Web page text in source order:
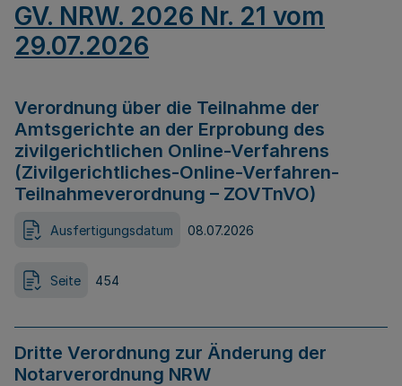
GV. NRW. 2026 Nr. 21 vom
29.07.2026
Verordnung über die Teilnahme der
Amtsgerichte an der Erprobung des
zivilgerichtlichen Online-Verfahrens
(Zivilgerichtliches-Online-Verfahren-
Teilnahmeverordnung – ZOVTnVO)
Ausfertigungsdatum 08.07.2026
Seite 454
Dritte Verordnung zur Änderung der
Notarverordnung NRW